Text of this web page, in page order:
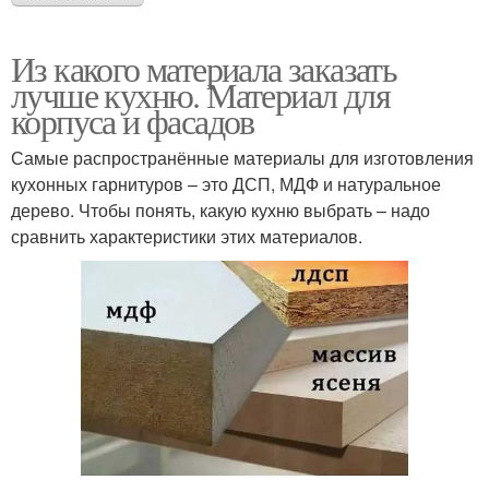
Из какого материала заказать
лучше кухню. Материал для
корпуса и фасадов
Самые распространённые материалы для изготовления
кухонных гарнитуров – это ДСП, МДФ и натуральное
дерево. Чтобы понять, какую кухню выбрать – надо
сравнить характеристики этих материалов.